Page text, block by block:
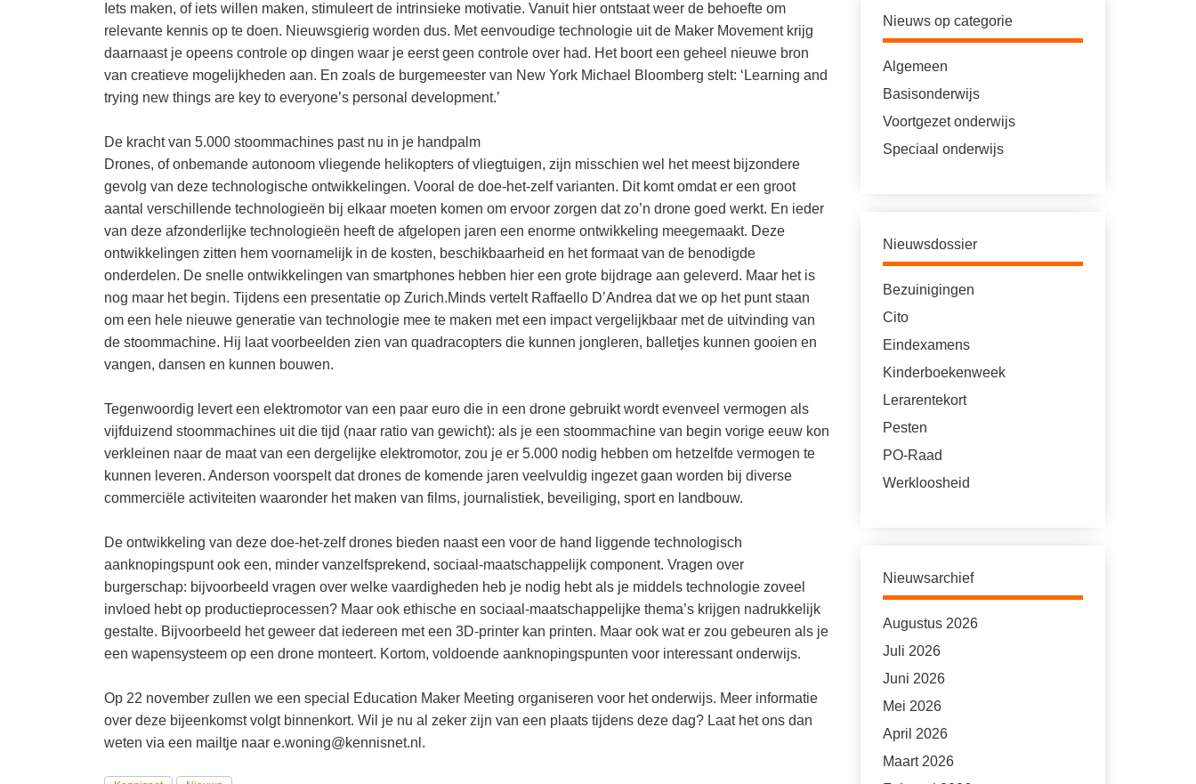
Iets maken, of iets willen maken, stimuleert de intrinsieke motivatie. Vanuit hier ontstaat weer de behoefte om
relevante kennis op te doen. Nieuwsgierig worden dus. Met eenvoudige technologie uit de Maker Movement krijg
daarnaast je opeens controle op dingen waar je eerst geen controle over had. Het boort een geheel nieuwe bron
van creatieve mogelijkheden aan. En zoals de burgemeester van New York Michael Bloomberg stelt: ‘Learning and
trying new things are key to everyone’s personal development.’
De kracht van 5.000 stoommachines past nu in je handpalm
Drones, of onbemande autonoom vliegende helikopters of vliegtuigen, zijn misschien wel het meest bijzondere
gevolg van deze technologische ontwikkelingen. Vooral de doe-het-zelf varianten. Dit komt omdat er een groot
aantal verschillende technologieën bij elkaar moeten komen om ervoor zorgen dat zo’n drone goed werkt. En ieder
van deze afzonderlijke technologieën heeft de afgelopen jaren een enorme ontwikkeling meegemaakt. Deze
ontwikkelingen zitten hem voornamelijk in de kosten, beschikbaarheid en het formaat van de benodigde
onderdelen. De snelle ontwikkelingen van smartphones hebben hier een grote bijdrage aan geleverd. Maar het is
nog maar het begin. Tijdens een presentatie op Zurich.Minds vertelt Raffaello D’Andrea dat we op het punt staan
om een hele nieuwe generatie van technologie mee te maken met een impact vergelijkbaar met de uitvinding van
de stoommachine. Hij laat voorbeelden zien van quadracopters die kunnen jongleren, balletjes kunnen gooien en
vangen, dansen en kunnen bouwen.
Tegenwoordig levert een elektromotor van een paar euro die in een drone gebruikt wordt evenveel vermogen als
vijfduizend stoommachines uit die tijd (naar ratio van gewicht): als je een stoommachine van begin vorige eeuw kon
verkleinen naar de maat van een dergelijke elektromotor, zou je er 5.000 nodig hebben om hetzelfde vermogen te
kunnen leveren. Anderson voorspelt dat drones de komende jaren veelvuldig ingezet gaan worden bij diverse
commerciële activiteiten waaronder het maken van films, journalistiek, beveiliging, sport en landbouw.
De ontwikkeling van deze doe-het-zelf drones bieden naast een voor de hand liggende technologisch
aanknopingspunt ook een, minder vanzelfsprekend, sociaal-maatschappelijk component. Vragen over
burgerschap: bijvoorbeeld vragen over welke vaardigheden heb je nodig hebt als je middels technologie zoveel
invloed hebt op productieprocessen? Maar ook ethische en sociaal-maatschappelijke thema’s krijgen nadrukkelijk
gestalte. Bijvoorbeeld het geweer dat iedereen met een 3D-printer kan printen. Maar ook wat er zou gebeuren als je
een wapensysteem op een drone monteert. Kortom, voldoende aanknopingspunten voor interessant onderwijs.
Op 22 november zullen we een special Education Maker Meeting organiseren voor het onderwijs. Meer informatie
over deze bijeenkomst volgt binnenkort. Wil je nu al zeker zijn van een plaats tijdens deze dag? Laat het ons dan
weten via een mailtje naar e.woning@kennisnet.nl.
Nieuws op categorie
Algemeen
Basisonderwijs
Voortgezet onderwijs
Speciaal onderwijs
Nieuwsdossier
Bezuinigingen
Cito
Eindexamens
Kinderboekenweek
Lerarentekort
Pesten
PO-Raad
Werkloosheid
Nieuwsarchief
Augustus 2026
Juli 2026
Juni 2026
Mei 2026
April 2026
Maart 2026